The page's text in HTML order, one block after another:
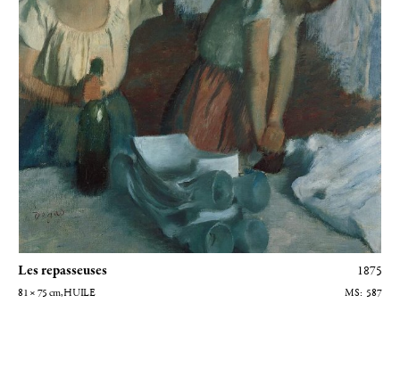
Les repasseuses 1875
81 × 75 cm , HUILE 587